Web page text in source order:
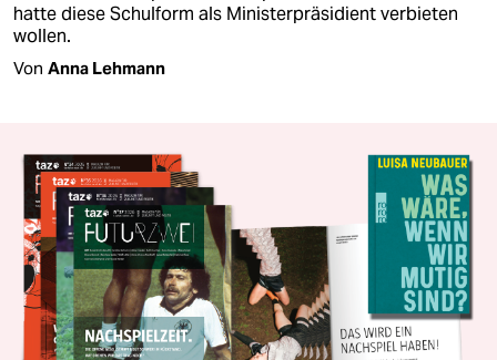
hatte diese Schulform als Ministerpräsidient verbieten
wollen.
Von Anna Lehmann